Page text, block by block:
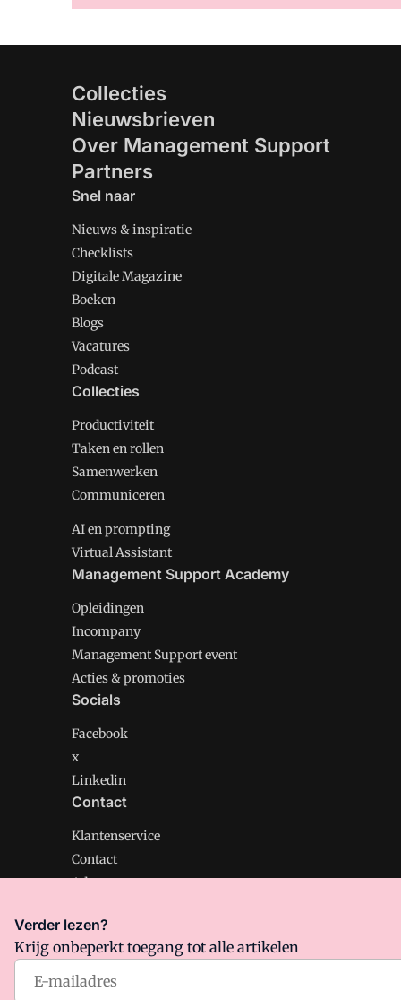
Collecties
Nieuwsbrieven
Over Management Support
Partners
Snel naar
Nieuws & inspiratie
Checklists
Digitale Magazine
Boeken
Blogs
Vacatures
Podcast
Collecties
Productiviteit
Taken en rollen
Samenwerken
Communiceren
AI en prompting
Virtual Assistant
Management Support Academy
Opleidingen
Incompany
Management Support event
Acties & promoties
Socials
Facebook
x
Linkedin
Contact
Klantenservice
Contact
Adverteren
Management Support is onderdeel van VMN media.
Algemene Voorwaarden
Verder lezen?
Krijg onbeperkt toegang tot alle artikelen